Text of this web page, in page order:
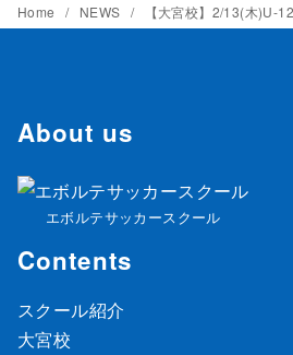
Home NEWS 【大宮校】2/13(木)U-12ベー
About us
エボルテサッカースクール
Contents
スクール紹介
大宮校